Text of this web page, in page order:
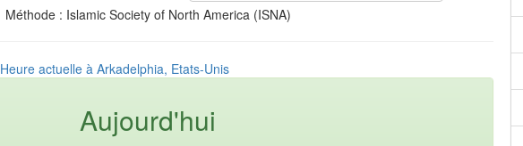
Méthode : Islamic Society of North America (ISNA)
Heure actuelle à Arkadelphia, Etats-Unis
Aujourd'hui